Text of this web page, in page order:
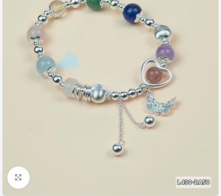
Nhấp để phóng to